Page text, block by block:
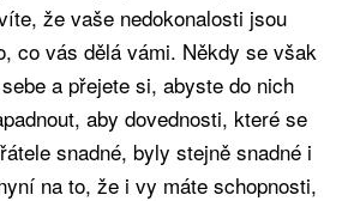
že vaše nedokonalosti jsou
co vás dělá vámi. Někdy se však
a přejete si, abyste do nich
aby dovednosti, které se
snadné, byly stejně snadné i
na to, že i vy máte schopnosti,